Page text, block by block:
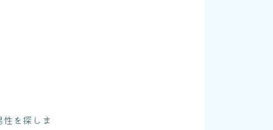
を探しま